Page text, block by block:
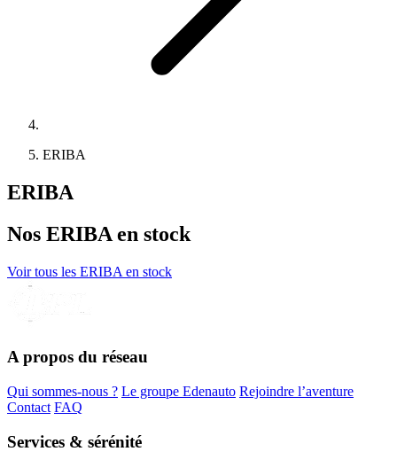
ERIBA
ERIBA
Nos ERIBA en stock
Voir tous les ERIBA en stock
A propos du réseau
Qui sommes-nous ? Le groupe Edenauto Rejoindre l’aventure
Contact FAQ
Services & sérénité